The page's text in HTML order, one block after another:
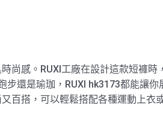
尚感。RUXI工廠在設計這款短褲
還是瑜珈，RUXI hk3173都能讓
百搭，可以輕鬆搭配各種運動上衣